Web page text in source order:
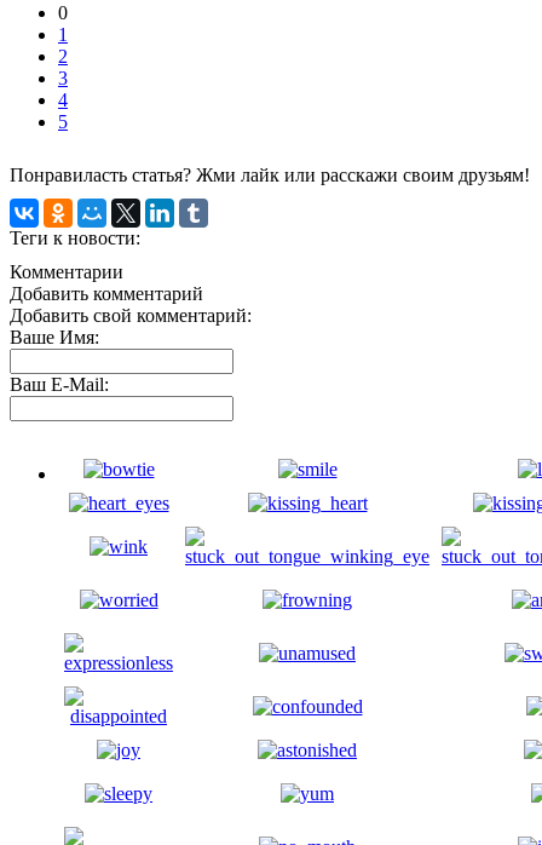
0
1
2
3
4
5
Понравиласть статья? Жми лайк или расскажи своим друзьям!
Теги к новости:
Комментарии
Добавить комментарий
Добавить свой комментарий:
Ваше Имя:
Ваш E-Mail: